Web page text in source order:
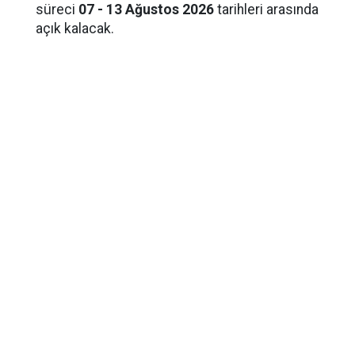
süreci 07 - 13 Ağustos 2026 tarihleri arasında
açık kalacak.